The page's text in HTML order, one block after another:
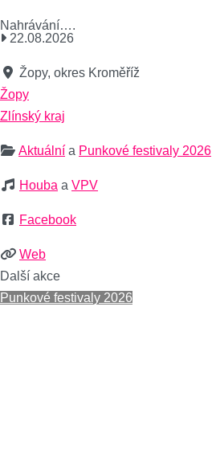
Nahrávání….
22.08.2026
Žopy, okres Kroměříž
Žopy
Zlínský kraj
Aktuální a Punkové festivaly 2026
Houba a VPV
Facebook
Web
Další akce
Punkové festivaly 2026